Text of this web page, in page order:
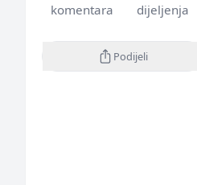
komentara dijeljenja
Podijeli